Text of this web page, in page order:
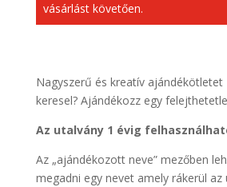
vásárlást követően.
Nagyszerű és kreatív ajándékötletet
keresel? Ajándékozz egy
Az utalvány 1 évig
Az „ajándékozott neve” mezőben
megadni egy nevet amely rákerül az